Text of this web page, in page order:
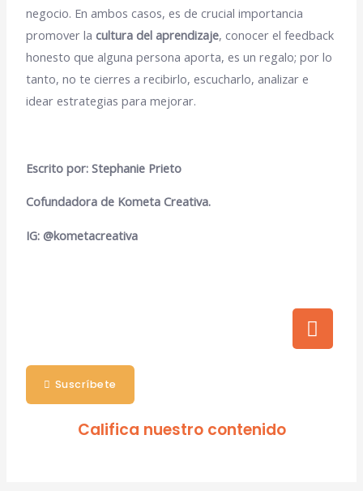
negocio. En ambos casos, es de crucial importancia
promover lacultura del aprendizaje, conocer el feedback
honesto que alguna persona aporta, es un regalo; por lo
tanto, no te cierres a recibirlo, escucharlo, analizar e
idear estrategias para mejorar.
Escrito por: Stephanie Prieto
Cofundadora de Kometa Creativa.
IG: @kometacreativa
Suscríbete
Califica nuestro contenido